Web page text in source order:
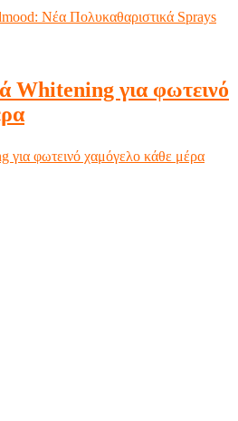
Νέα Πολυκαθαριστικά Sprays
Whitening για φωτεινό
για φωτεινό χαμόγελο κάθε μέρα